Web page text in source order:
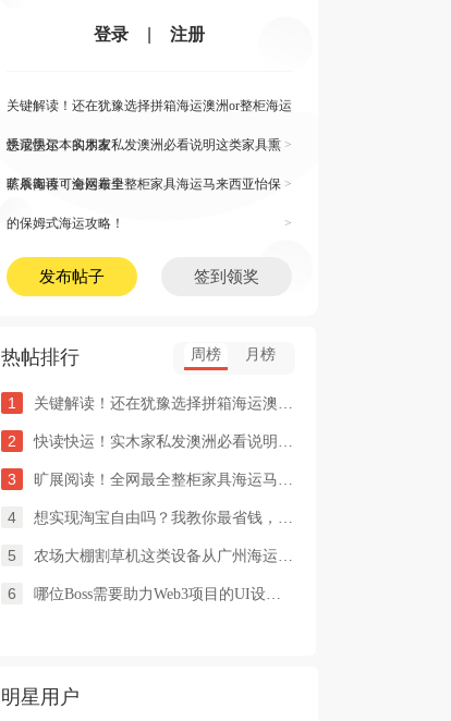
登录 注册
关键解读！还在犹豫选择拼箱海运澳洲or整柜海运
悉尼墨尔本的朋友 >
快读快运！实木家私发澳洲必看说明这类家具熏
蒸杀毒再可海运布里 >
旷展阅读！全网最全整柜家具海运马来西亚怡保
的保姆式海运攻略！ >
发布帖子 签到领奖
热帖排行 周榜 月榜
1 关键解读！还在犹豫选择拼箱海运澳洲or整柜海运悉尼墨尔本的朋友
2 快读快运！实木家私发澳洲必看说明这类家具熏蒸杀毒再可海运布里
3 旷展阅读！全网最全整柜家具海运马来西亚怡保的保姆式海运攻略！
4 想实现淘宝自由吗？我教你最省钱，最方便的方法
5 农场大棚割草机这类设备从广州海运到澳洲堪培拉过海关需要提供什
6 哪位Boss需要助力Web3项目的UI设计，或qian
明星用户